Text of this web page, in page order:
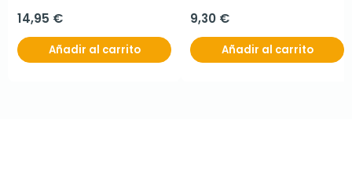
14,95 €
Añadir al carrito
9,30 €
Añadir al carrito